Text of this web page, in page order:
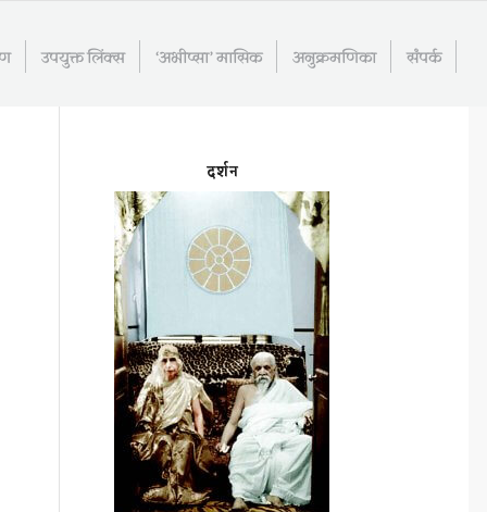
उपयुक्त लिंक्स ‘अभीप्सा’ मासिक अनुक्रमणिका संपर्क
दर्शन